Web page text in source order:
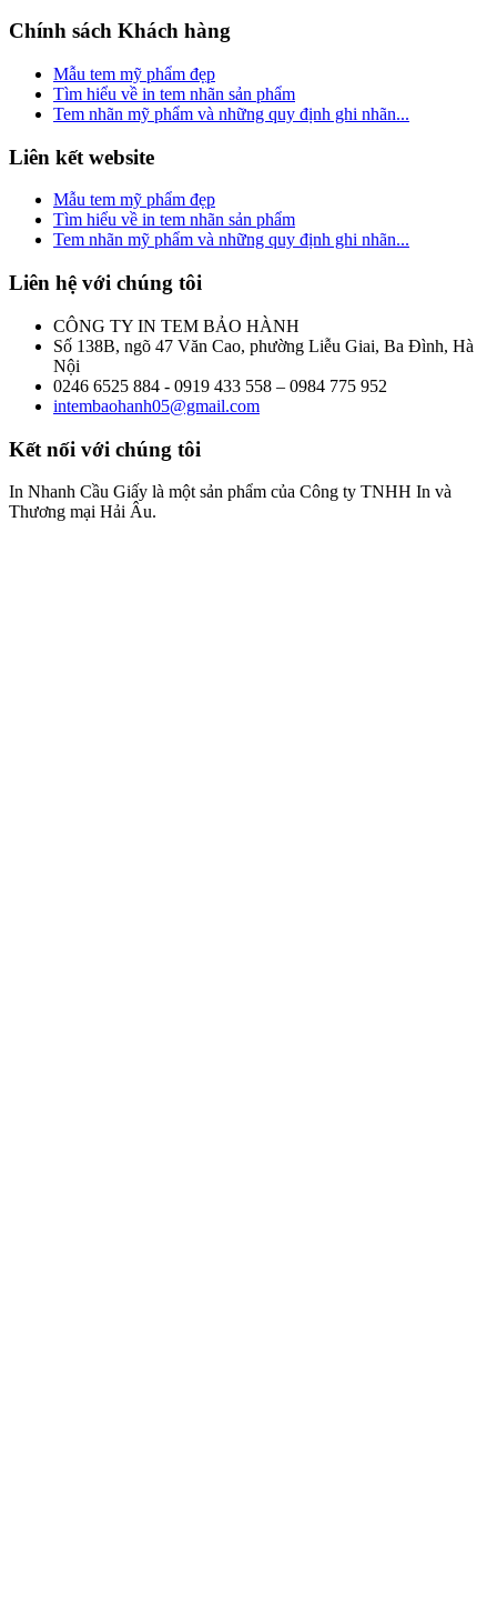
Chính sách Khách hàng
Mẫu tem mỹ phẩm đẹp
Tìm hiểu về in tem nhãn sản phẩm
Tem nhãn mỹ phẩm và những quy định ghi nhãn...
Liên kết website
Mẫu tem mỹ phẩm đẹp
Tìm hiểu về in tem nhãn sản phẩm
Tem nhãn mỹ phẩm và những quy định ghi nhãn...
Liên hệ với chúng tôi
CÔNG TY IN TEM BẢO HÀNH
Số 138B, ngõ 47 Văn Cao, phường Liễu Giai, Ba Đình, Hà
Nội
0246 6525 884 - 0919 433 558 – 0984 775 952
intembaohanh05@gmail.com
Kết nối với chúng tôi
In Nhanh Cầu Giấy là một sản phẩm của Công ty TNHH In và
Thương mại Hải Âu.